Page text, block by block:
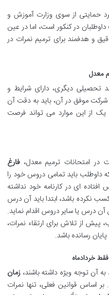
حمایتی از سوی وزارت آموزش و
در کنکور است، اما در عین
و هدفمند برای ترمیم نمرات در
معدل
تحصیلی دیگری، دارای شرایط و
موفق در آن، باید به دقت آن
یک از این موارد می تواند فرصت
امتحانات ترمیم معدل، فارغ
داوطلب باید تمامی دروس خود را
ای در کارنامه خود نداشته
نکرده باشد، ابتدا باید آن درس
درس یا سایر دروس اقدام نماید.
از تلاش برای ارتقاء نمرات،
رسانده باشد.
آن توجه ویژه داشته باشند، زمان
اساس قوانین فعلی، تنها نمرات